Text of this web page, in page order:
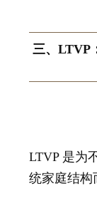
三、LTVP
LTVP 是为
统家庭结构